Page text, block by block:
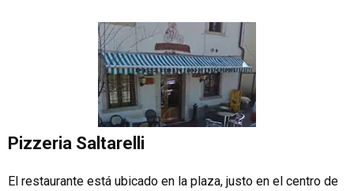
Pizzeria Saltarelli
El restaurante está ubicado en la plaza, justo en el centro de